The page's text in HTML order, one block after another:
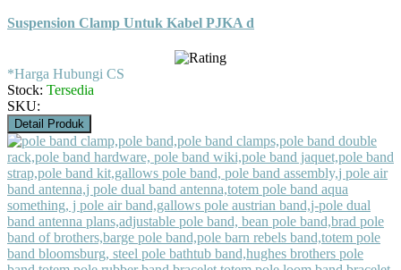
Suspension Clamp Untuk Kabel PJKA d
*Harga Hubungi CS
Stock: Tersedia
SKU:
Detail Produk